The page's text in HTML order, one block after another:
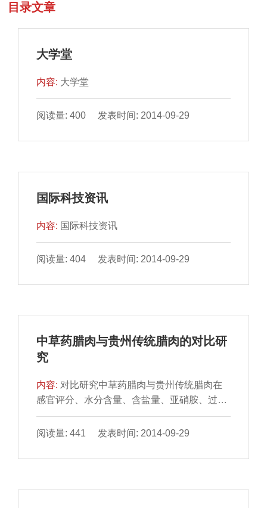
目录文章
大学堂
内容: 大学堂
阅读量: 400 发表时间: 2014-09-29
国际科技资讯
内容: 国际科技资讯
阅读量: 404 发表时间: 2014-09-29
中草药腊肉与贵州传统腊肉的对比研
究
内容: 对比研究中草药腊肉与贵州传统腊肉在
感官评分、水分含量、含盐量、亚硝胺、过氧
化值和酸价的差异。 结果表明：中草药腊肉4
项感官指标评...
阅读量: 441 发表时间: 2014-09-29